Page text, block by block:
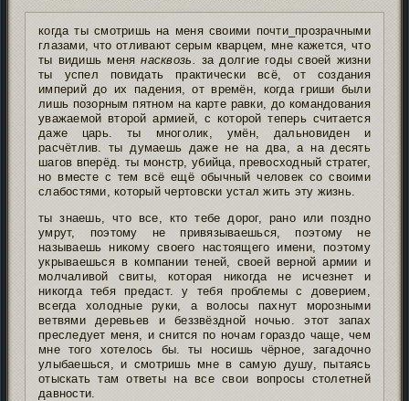
когда ты смотришь на меня своими почти_прозрачными
глазами, что отливают серым кварцем, мне кажется, что
ты видишь менянасквозь.
за долгие годы своей жизни
ты успел повидать практически всё, от создания
империй до их падения, от времён, когда гриши были
лишь позорным пятном на карте равки, до командования
уважаемой второй армией, с которой теперь считается
даже царь. ты многолик, умён, дальновиден и
расчётлив. ты думаешь даже не на два, а на десять
шагов вперёд. ты монстр, убийца, превосходный стратег,
но вместе с тем всё ещё обычный человек со своими
слабостями, который чертовски устал жить эту жизнь.
ты знаешь, что все, кто тебе дорог, рано или поздно
умрут, поэтому не привязываешься, поэтому не
называешь никому своего настоящего имени, поэтому
укрываешься в компании теней, своей верной армии и
молчаливой свиты, которая никогда не исчезнет и
никогда тебя предаст. у тебя проблемы с доверием,
всегда холодные руки, а волосы пахнут морозными
ветвями деревьев и беззвёздной ночью. этот запах
преследует меня, и снится по ночам гораздо чаще, чем
мне того хотелось бы. ты носишь чёрное, загадочно
улыбаешься, и смотришь мне в самую душу, пытаясь
отыскать там ответы на все свои вопросы столетней
давности.